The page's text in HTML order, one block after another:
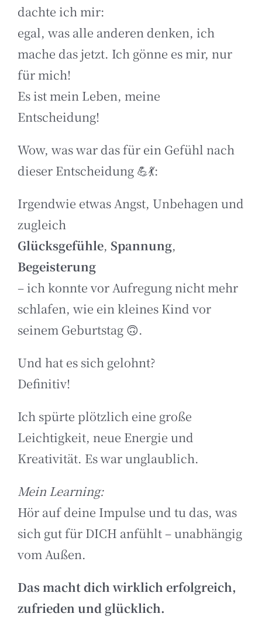
dachte ich mir:
egal, was alle anderen denken, ich
mache das jetzt. Ich gönne es mir, nur
für mich!
Es ist mein Leben, meine
Entscheidung!
Wow, was war das für ein Gefühl nach
dieser Entscheidung 💪💃:
Irgendwie etwas Angst, Unbehagen und
zugleich
Glücksgefühle, Spannung,
Begeisterung
– ich konnte vor Aufregung nicht mehr
schlafen, wie ein kleines Kind vor
seinem Geburtstag 🙃.
Und hat es sich gelohnt?
Definitiv!
Ich spürte plötzlich eine große
Leichtigkeit, neue Energie und
Kreativität. Es war unglaublich.
Mein Learning:
Hör auf deine Impulse und tu das, was
sich gut für DICH anfühlt – unabhängig
vom Außen.
Das macht dich wirklich erfolgreich,
zufrieden und glücklich.